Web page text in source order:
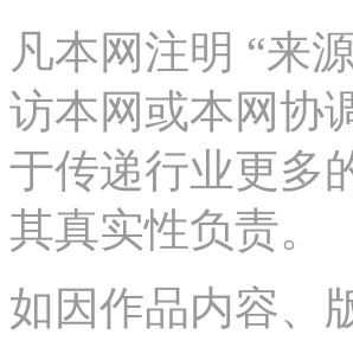
凡本网注明 “来
访本网或本网协
于传递行业更多
其真实性负责。
如因作品内容、